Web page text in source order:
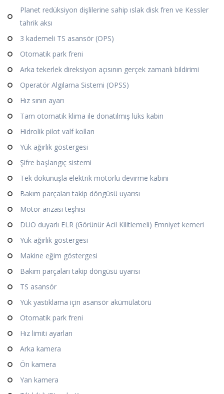
Planet redüksiyon dişlilerine sahip ıslak disk fren ve Kessler
tahrik aksı
3 kademeli TS asansör (OPS)
Otomatik park freni
Arka tekerlek direksiyon açısının gerçek zamanlı bildirimi
Operatör Algılama Sistemi (OPSS)
Hız sınırı ayarı
Tam otomatik klima ile donatılmış lüks kabin
Hidrolik pilot valf kolları
Yük ağırlık göstergesi
Şifre başlangıç sistemi
Tek dokunuşla elektrik motorlu devirme kabini
Bakım parçaları takip döngüsü uyarısı
Motor arızası teşhisi
DUO duyarlı ELR (Görünür Acil Kilitlemeli) Emniyet kemeri
Yük ağırlık göstergesi
Makine eğim göstergesi
Bakım parçaları takip döngüsü uyarısı
TS asansör
Yük yastıklama için asansör akümülatörü
Otomatik park freni
Hız limiti ayarları
Arka kamera
Ön kamera
Yan kamera